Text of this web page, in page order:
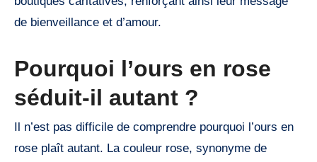
de bienveillance et d’amour.
Pourquoi l’ours en rose
séduit-il autant ?
Il n’est pas difficile de comprendre pourquoi l’ours en
rose plaît autant. La couleur rose, synonyme de